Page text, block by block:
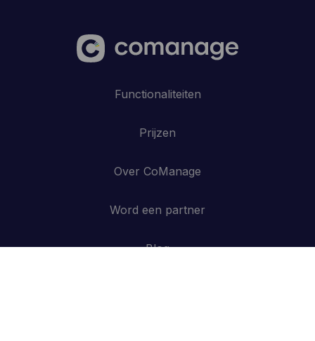
Functionaliteiten
Prijzen
Over CoManage
Word een partner
Blog